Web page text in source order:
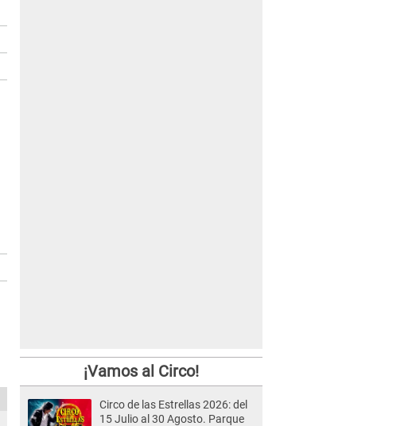
¡Vamos al Circo!
Circo de las Estrellas 2026: del
15 Julio al 30 Agosto. Parque